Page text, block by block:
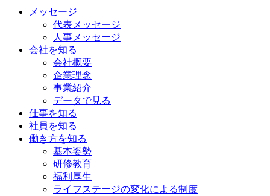
メッセージ
代表メッセージ
人事メッセージ
会社を知る
会社概要
企業理念
事業紹介
データで見る
仕事を知る
社員を知る
働き方を知る
基本姿勢
研修教育
福利厚生
ライフステージの変化による制度